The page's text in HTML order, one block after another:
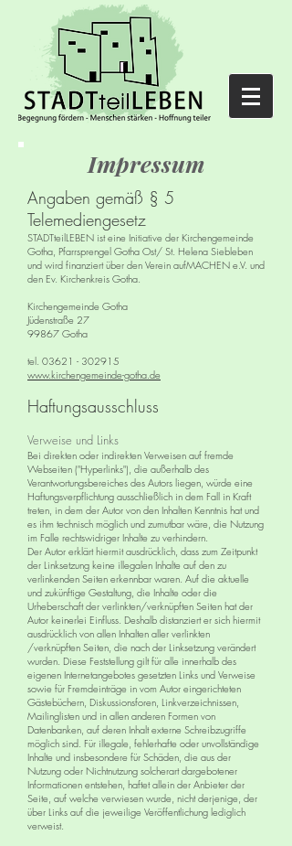
Impressum
Angaben gemäß § 5
Telemediengesetz
STADTteilLEBEN ist eine Initiative der Kirchengemeinde
Gotha, Pfarrsprengel Gotha Ost/ St. Helena Siebleben
und wird finanziert über den Verein aufMACHEN e.V. und
den Ev. Kirchenkreis Gotha.
Kirchengemeinde Gotha
Jüdenstraße 27
99867 Gotha
tel. 03621 - 302915
www.kirchengemeinde-gotha.de
Haftungsausschluss
Verweise und Links
Bei direkten oder indirekten Verweisen auf fremde
Webseiten ("Hyperlinks"), die außerhalb des
Verantwortungsbereiches des Autors liegen, würde eine
Haftungsverpflichtung ausschließlich in dem Fall in Kraft
treten, in dem der Autor von den Inhalten Kenntnis hat und
es ihm technisch möglich und zumutbar wäre, die Nutzung
im Falle rechtswidriger Inhalte zu verhindern.
Der Autor erklärt hiermit ausdrücklich, dass zum Zeitpunkt
der Linksetzung keine illegalen Inhalte auf den zu
verlinkenden Seiten erkennbar waren. Auf die aktuelle
und zukünftige Gestaltung, die Inhalte oder die
Urheberschaft der verlinkten/verknüpften Seiten hat der
Autor keinerlei Einfluss. Deshalb distanziert er sich hiermit
ausdrücklich von allen Inhalten aller verlinkten
/verknüpften Seiten, die nach der Linksetzung verändert
wurden. Diese Feststellung gilt für alle innerhalb des
eigenen Internetangebotes gesetzten Links und Verweise
sowie für Fremdeinträge in vom Autor eingerichteten
Gästebüchern, Diskussionsforen, Linkverzeichnissen,
Mailinglisten und in allen anderen Formen von
Datenbanken, auf deren Inhalt externe Schreibzugriffe
möglich sind. Für illegale, fehlerhafte oder unvollständige
Inhalte und insbesondere für Schäden, die aus der
Nutzung oder Nichtnutzung solcherart dargebotener
Informationen entstehen, haftet allein der Anbieter der
Seite, auf welche verwiesen wurde, nicht derjenige, der
über Links auf die jeweilige Veröffentlichung lediglich
verweist.